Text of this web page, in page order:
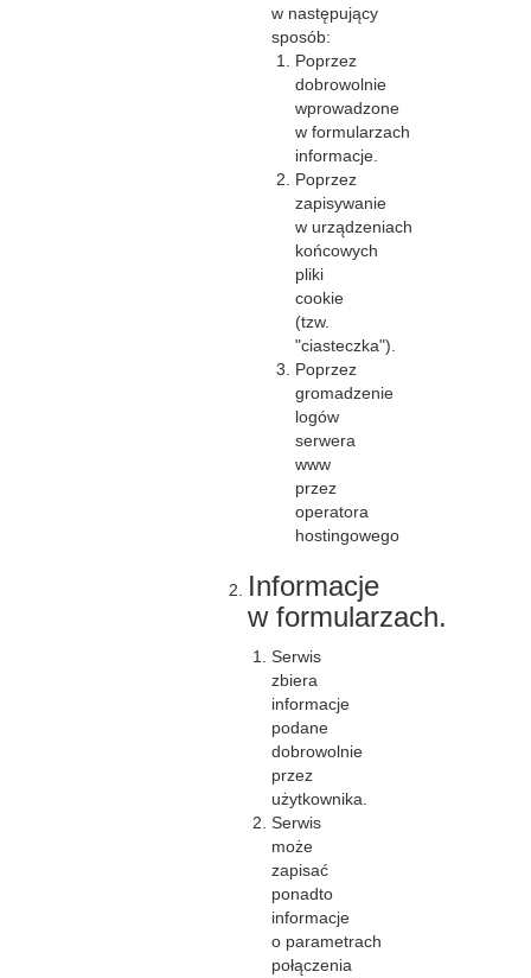
w następujący
sposób:
Poprzez
dobrowolnie
wprowadzone
w formularzach
informacje.
Poprzez
zapisywanie
w urządzeniach
końcowych
pliki
cookie
(tzw.
"ciasteczka").
Poprzez
gromadzenie
logów
serwera
www
przez
operatora
hostingowego
Informacje
w formularzach.
Serwis
zbiera
informacje
podane
dobrowolnie
przez
użytkownika.
Serwis
może
zapisać
ponadto
informacje
o parametrach
połączenia